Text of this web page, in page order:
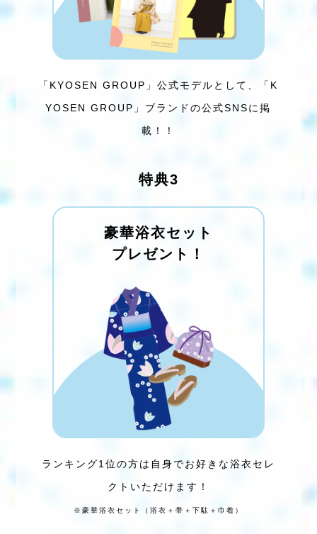
「KYOSEN GROUP」公式モデルとして、
「K
YOSEN GROUP」ブランドの公式SNSに掲
載！！
特典3
豪華浴衣セット
プレゼント！
ランキング1位の方は 自身でお好きな浴衣セレ
クトいただけます！
※豪華浴衣セット（浴衣＋帯＋下駄＋巾着）